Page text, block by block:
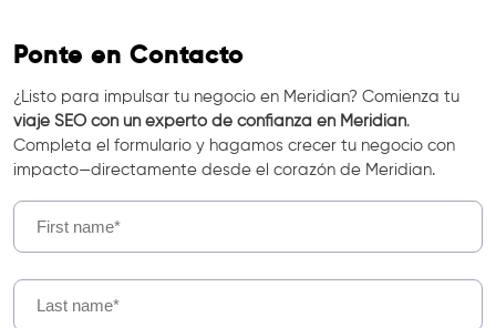
Ponte en Contacto
¿Listo para impulsar tu negocio en Meridian? Comienza tu
viaje SEO con un experto de confianza en Meridian.
Completa el formulario y hagamos crecer tu negocio con
impacto—directamente desde el corazón de Meridian.